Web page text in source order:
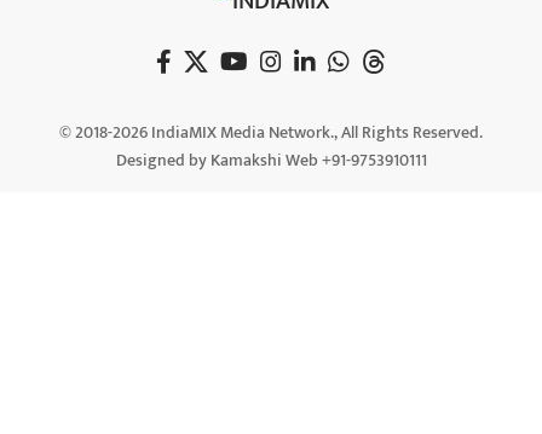
© 2018-2026 IndiaMIX Media Network., All Rights Reserved.
Designed by Kamakshi Web +91-9753910111